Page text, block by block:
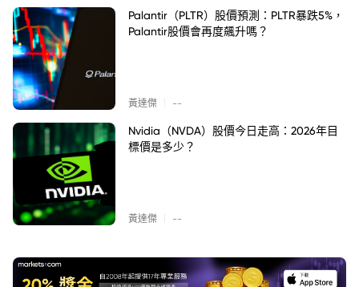
Palantir（PLTR）股價預測：PLTR暴跌5%，
Palantir股價會再度飆升嗎？
黃達傑 --
Nvidia（NVDA）股價今日走高：2026年目
標價是多少？
黃達傑 --